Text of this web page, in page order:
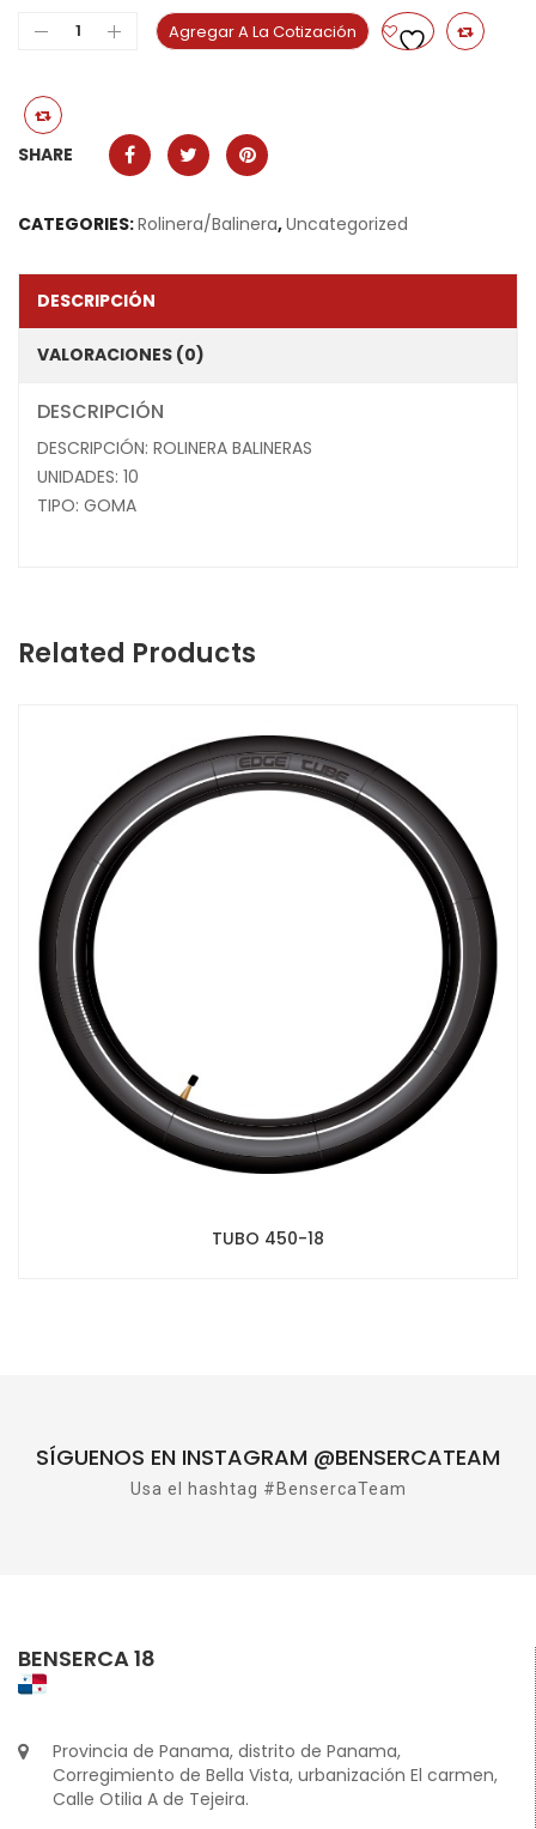
Agregar A La Cotización
SHARE
CATEGORIES:Rolinera/Balinera,Uncategorized
DESCRIPCIÓN
VALORACIONES (0)
DESCRIPCIÓN
DESCRIPCIÓN: ROLINERA BALINERAS
UNIDADES: 10
TIPO: GOMA
Related Products
TUBO 450-18
SÍGUENOS EN INSTAGRAM @BENSERCATEAM
Usa el hashtag #BensercaTeam
BENSERCA 18
Provincia de Panama, distrito de Panama,
Corregimiento de Bella Vista, urbanización El carmen,
Calle Otilia A de Tejeira.